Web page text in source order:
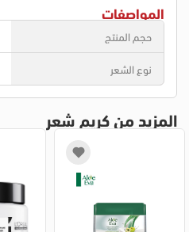
المواصفات
حجم المنتج
نوع الشعر
المزيد من كريم شعر